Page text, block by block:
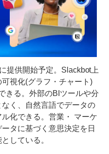
提供開始予定。Slackbot上
視化(グラフ・チャート)
きる。外部のBIツールや分
く、自然言語でデータの
化できる。営業・ マーケ
タに基づく意思決定を日
している。